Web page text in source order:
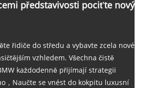
představivosti pociťte nový
řidiče do středu a vybavte zcela nové
vzhledem. Všechna čistě
každodenně přijímají strategii
，Naučte se vnést do kokpitu luxusní